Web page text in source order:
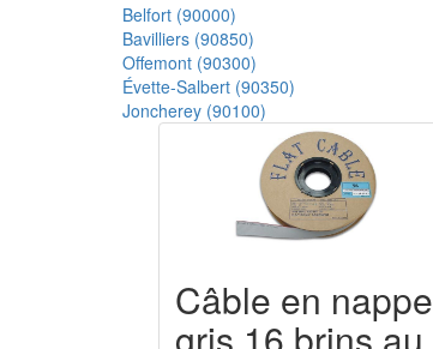
Belfort (90000)
Bavilliers (90850)
Offemont (90300)
Évette-Salbert (90350)
Joncherey (90100)
Câble en nappe